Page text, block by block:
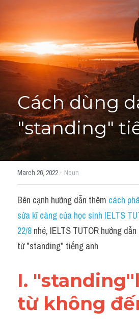
Cách diễn đạt
IELTS Videos - Ebook
Điểm báo
Adj
Idiom
Khác
Từ vựng theo topic
Từ vựng theo Topic
Vocabulary - Grammar
Grammar
Cách paraphrase
Part 2
HỌC THỬ →
Cách dùng
"standing"
March 26, 2022 · Noun
Bên cạnh hướng dẫn thêm cách
sửa kĩ càng của học sinh IELTS
22/8 nhé, IELTS TUTOR hướng
từ "standing" tiếng anh
I.
từ không